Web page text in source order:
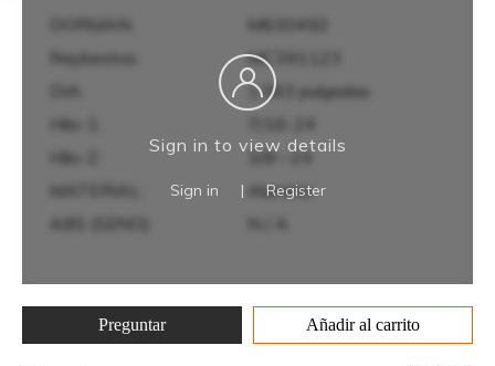
DORMAN:
M630492
Raybestos:
MC391123
1.063 pulgadas
Hilo-1:
Hilo-2:
3/8--24
MATERIAL:
Aluminio
ABS (SÍ/NO):
Sign in to view details
Sign in | Register
Preguntar Añadir al carrito